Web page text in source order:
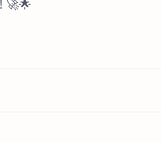
🚀🌟